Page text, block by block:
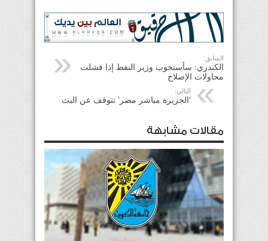
السابق:
الكندري: سأستجوب وزير النفط إذا فشلت
محاولات الإصلاح
التالي:
‘الجزيرة مباشر مصر’ تتوقف عن البث
مقالات مشابهة